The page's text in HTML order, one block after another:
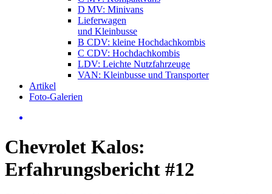
D MV: Minivans
Lieferwagen
und Kleinbusse
B CDV: kleine Hochdachkombis
C CDV: Hochdachkombis
LDV: Leichte Nutzfahrzeuge
VAN: Kleinbusse und Transporter
Artikel
Foto-Galerien
Chevrolet Kalos:
Erfahrungsbericht #12